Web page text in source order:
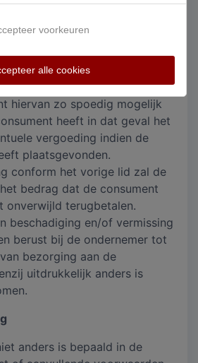
is overeengekomen.
vertraging ondervindt,
bestelling niet dan wel slechts
worden uitgevoerd, ontvangt
hiervan zo spoedig mogelijk
heeft in dat geval het
vergoeding indien de
plaatsgevonden.
conform het vorige lid zal de
bedrag dat de consument
onverwijld terugbetalen.
beschadiging en/of vermissing
berust bij de ondernemer tot
bezorging aan de
uitdrukkelijk anders is
anders is bepaald in de
voorkeuren
alle cookies